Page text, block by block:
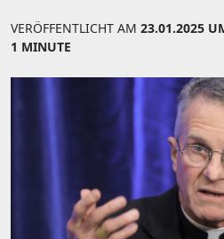
VERÖFFENTLICHT AM 23.01.2025
1 MINUTE